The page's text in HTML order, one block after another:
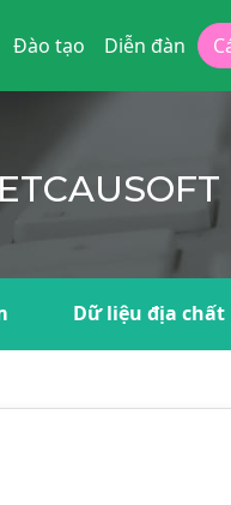
Đào tạo Diễn đàn
Dữ liệu địa chất